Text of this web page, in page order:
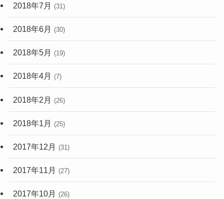
2018年7月 (31)
2018年6月 (30)
2018年5月 (19)
2018年4月 (7)
2018年2月 (26)
2018年1月 (25)
2017年12月 (31)
2017年11月 (27)
2017年10月 (26)